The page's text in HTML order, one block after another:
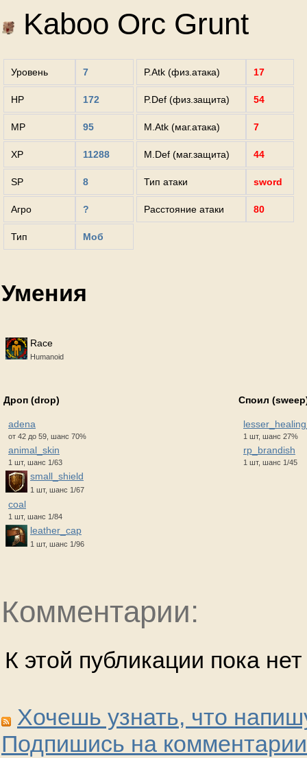
Kaboo Orc Grunt
Уровень 7
HP 172
MP 95
XP 11288
SP 8
Агро ?
Тип Моб
P.Atk (физ.атака) 17
P.Def (физ.защита) 54
M.Atk (маг.атака) 7
M.Def (маг.защита) 44
Тип атаки sword
Расстояние атаки 80
Умения
Race
Humanoid
Дроп (drop)
adena
от 42 до 59, шанс 70%
animal_skin
1 шт, шанс 1/63
small_shield
1 шт, шанс 1/67
coal
1 шт, шанс 1/84
leather_cap
1 шт, шанс 1/96
Споил
1 шт, шанс 27%
rp_brandish
1 шт, шанс 1/45
Комментарии:
К этой публикации пока
Хочешь узнать, что
Подпишись на